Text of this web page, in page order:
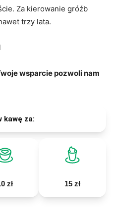
Za kierowanie gróźb
trzy lata.
wsparcie pozwoli nam
kawę za:
zł 15 zł